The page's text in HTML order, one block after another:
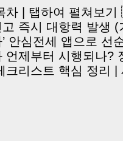
다, 언제까지 말소할
떻게 하는지까지 구
은 법적인 의미도 있
차 | 탭하여 펼쳐보
고 즉시 대항력 발생 (
’ 안심전세 앱으로 선
언제부터 시행되나?
크리스트 핵심 정리
housing